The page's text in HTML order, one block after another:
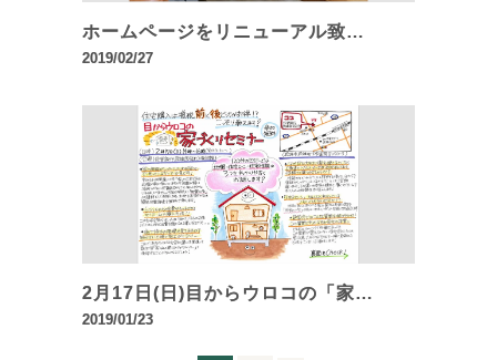
ホームページをリニューアル致…
2019/02/27
2月17日(日)目からウロコの「家…
2019/01/23